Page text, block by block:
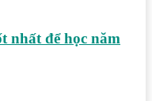
nhất để học năm